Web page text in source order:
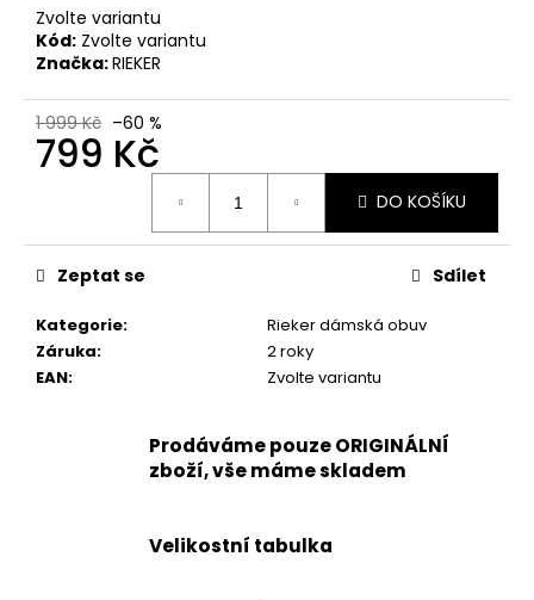
Zvolte variantu
Kód: Zvolte variantu
Značka:RIEKER
1 999 Kč –60 %
799 Kč
DO KOŠÍKU
Kategorie:
Rieker dámská obuv
Záruka:
2 roky
EAN: Zvolte variantu
Zeptat se Sdílet
Prodáváme pouze ORIGINÁLNÍ
zboží, vše máme skladem
Velikostní tabulka
m
e
KORKOVÝ
NAZOUVÁK
JEDNOPÁSKOVÝ
Kč
699
Kč